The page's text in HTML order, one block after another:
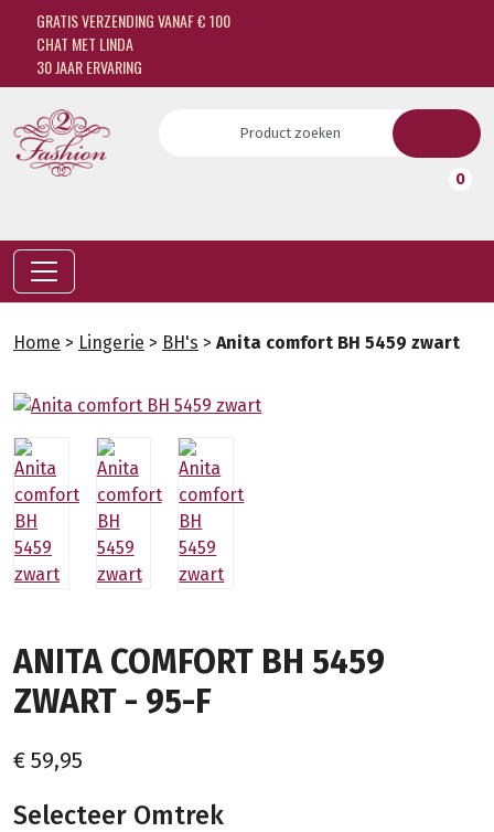
GRATIS VERZENDING VANAF € 100
CHAT MET LINDA
30 JAAR ERVARING
0
Home > Lingerie > BH's > Anita comfort BH 5459 zwart
ANITA COMFORT BH 5459
ZWART - 95-F
€ 59,95
Selecteer Omtrek